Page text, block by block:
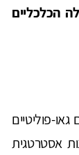
הכלכליים
פוליטיים
אסטרטגית